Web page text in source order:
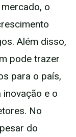
o
Além disso,
pode trazer
para o país,
e o
No
do